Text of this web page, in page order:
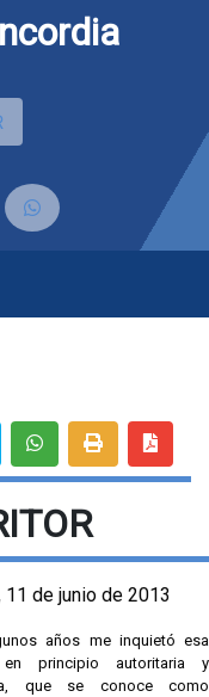
de junio de 2013
años me inquietó esa
en principio autoritaria y
que se conoce como